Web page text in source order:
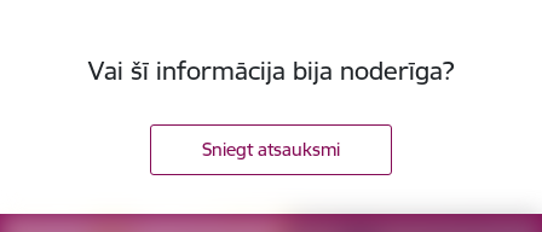
Vai šī informācija bija noderīga?
Sniegt atsauksmi